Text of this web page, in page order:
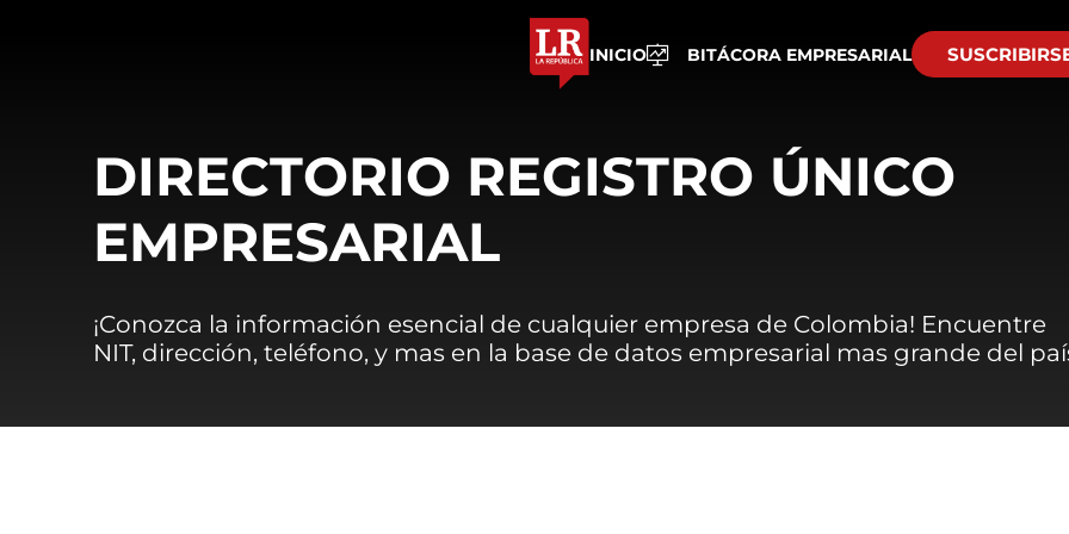
INICIO BITÁCORA EMPRESARIAL
DIRECTORIO REGISTRO ÚNICO
EMPRESARIAL
¡Conozca la información esencial de cualquier empresa de Colombia! Encuentre
NIT, dirección, teléfono, y mas en la base de datos empresarial mas grande del